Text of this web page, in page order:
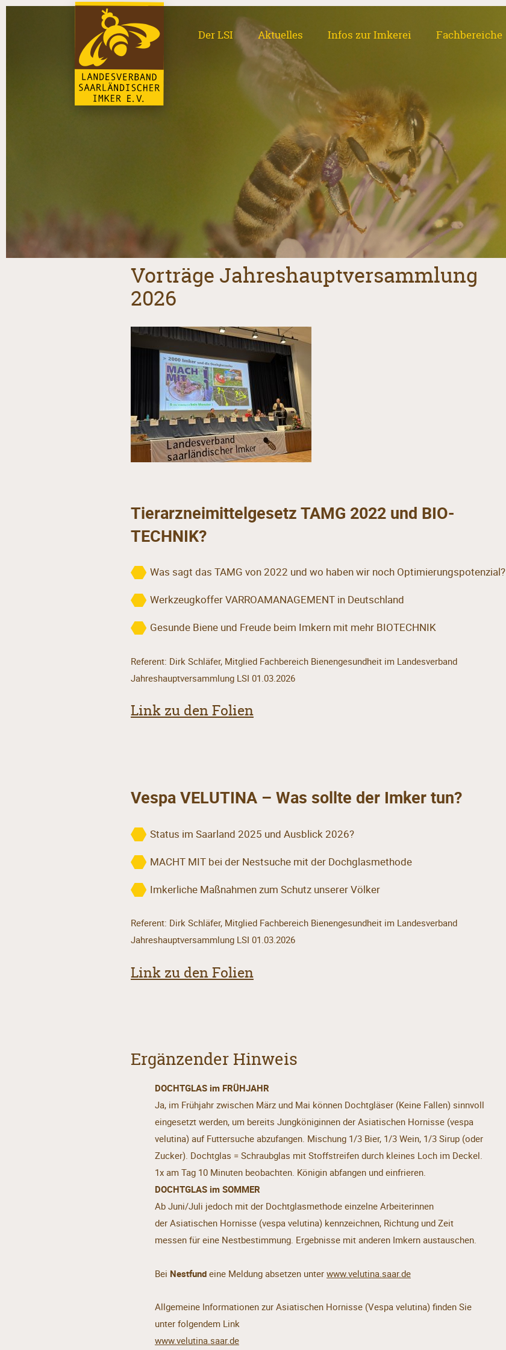
Der LSI Aktuelles Infos zur Imkerei Fachbereiche
Vorträge Jahreshauptversammlung
2026
Tierarzneimittelgesetz TAMG 2022 und BIO-
TECHNIK?
Was sagt das TAMG von 2022 und wo haben wir noch Optimierungspotenzial?
Werkzeugkoffer VARROAMANAGEMENT in Deutschland
Gesunde Biene und Freude beim Imkern mit mehr BIOTECHNIK
Referent: Dirk Schläfer, Mitglied Fachbereich Bienengesundheit im Landesverband
Jahreshauptversammlung LSI 01.03.2026
Link zu den Folien
Vespa VELUTINA – Was sollte der Imker tun?
Status im Saarland 2025 und Ausblick 2026?
MACHT MIT bei der Nestsuche mit der Dochglasmethode
Imkerliche Maßnahmen zum Schutz unserer Völker
Referent: Dirk Schläfer, Mitglied Fachbereich Bienengesundheit im Landesverband
Jahreshauptversammlung LSI 01.03.2026
Link zu den Folien
Ergänzender Hinweis
DOCHTGLAS im FRÜHJAHR
Ja, im Frühjahr zwischen März und Mai können Dochtgläser (Keine Fallen) sinnvoll
eingesetzt werden, um bereits Jungköniginnen der Asiatischen Hornisse (vespa
velutina) auf Futtersuche abzufangen. Mischung 1/3 Bier, 1/3 Wein, 1/3 Sirup (oder
Zucker). Dochtglas = Schraubglas mit Stoffstreifen durch kleines Loch im Deckel.
1x am Tag 10 Minuten beobachten. Königin abfangen und einfrieren.
DOCHTGLAS im SOMMER
Ab Juni/Juli jedoch mit der Dochtglasmethode einzelne Arbeiterinnen
der Asiatischen Hornisse (vespa velutina) kennzeichnen, Richtung und Zeit
messen für eine Nestbestimmung. Ergebnisse mit anderen Imkern austauschen.
Bei Nestfundeine Meldung absetzen unter www.velutina.saar.de
Allgemeine Informationen zur Asiatischen Hornisse (Vespa velutina) finden Sie
unter folgendem Link
www.velutina.saar.de